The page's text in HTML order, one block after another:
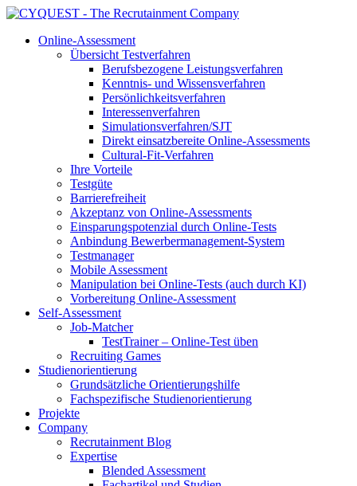
Online-Assessment
Übersicht Testverfahren
Berufsbezogene Leistungsverfahren
Kenntnis- und Wissensverfahren
Persönlichkeitsverfahren
Interessenverfahren
Simulationsverfahren/SJT
Direkt einsatzbereite Online-Assessments
Cultural-Fit-Verfahren
Ihre Vorteile
Testgüte
Barrierefreiheit
Akzeptanz von Online-Assessments
Einsparungspotenzial durch Online-Tests
Anbindung Bewerbermanagement-System
Testmanager
Mobile Assessment
Manipulation bei Online-Tests (auch durch KI)
Vorbereitung Online-Assessment
Self-Assessment
Job-Matcher
TestTrainer – Online-Test üben
Recruiting Games
Studienorientierung
Grundsätzliche Orientierungshilfe
Fachspezifische Studienorientierung
Projekte
Company
Recrutainment Blog
Expertise
Blended Assessment